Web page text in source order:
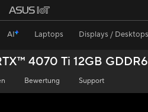
AI Laptops Displays / Desktops
4070 Ti 12GB
Bewertung Support